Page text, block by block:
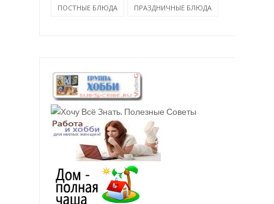
ПОСТНЫЕ БЛЮДА ПРАЗДНИЧНЫЕ БЛЮДА